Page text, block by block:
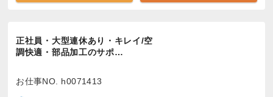
正社員・大型連休あり・キレイ/空
調快適・部品加工のサポ…
お仕事NO. h0071413